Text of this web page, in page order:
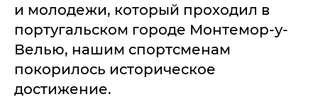
и молодежи, который проходил в
португальском городе Монтемор-у-
Велью, нашим спортсменам
покорилось историческое
достижение.